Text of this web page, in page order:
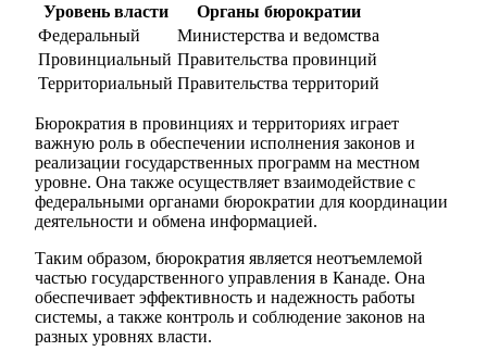
Уровень власти
Органы бюрократии
Федеральный
Министерства и ведомства
Провинциальный Правительства провинций
Территориальный Правительства территорий
Бюрократия в провинциях и территориях играет
важную роль в обеспечении исполнения законов и
реализации государственных программ на местном
уровне. Она также осуществляет взаимодействие с
федеральными органами бюрократии для координации
деятельности и обмена информацией.
Таким образом, бюрократия является неотъемлемой
частью государственного управления в Канаде. Она
обеспечивает эффективность и надежность работы
системы, а также контроль и соблюдение законов на
разных уровнях власти.